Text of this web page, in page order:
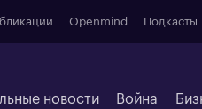
Openmind Подкасты
новости Война